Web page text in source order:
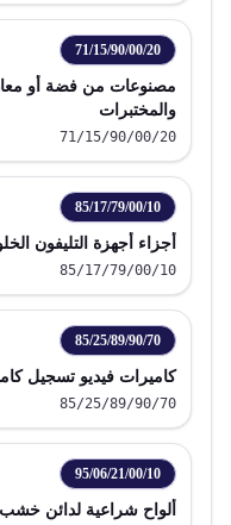
71/15/90/00/20
مصنوعات من فضة أو
والمختبرات
71/15/90/00/20
85/17/79/00/10
أجزاء أجهزة التليفون
85/17/79/00/10
85/25/89/90/70
كاميرات فيديو تسجيل
85/25/89/90/70
95/06/21/00/10
ألواح شراعية لدائن